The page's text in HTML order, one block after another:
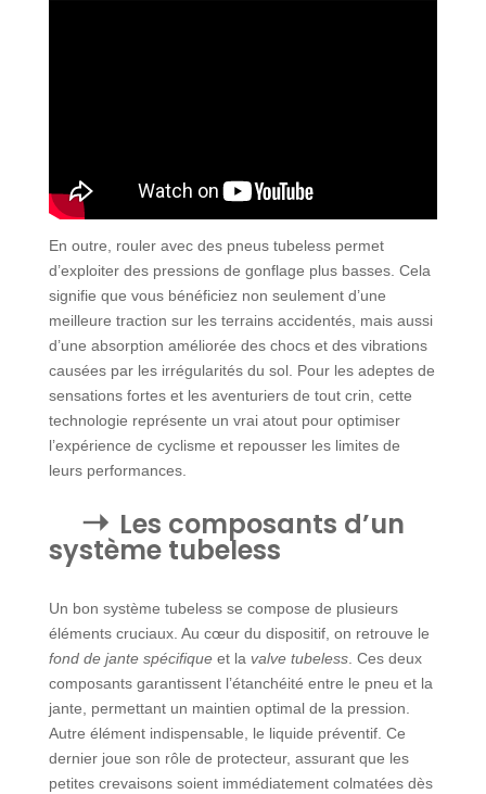
En outre, rouler avec des pneus tubeless permet
d’exploiter des pressions de gonflage plus basses. Cela
signifie que vous bénéficiez non seulement d’une
meilleure traction sur les terrains accidentés, mais aussi
d’une absorption améliorée des chocs et des vibrations
causées par les irrégularités du sol. Pour les adeptes de
sensations fortes et les aventuriers de tout crin, cette
technologie représente un vrai atout pour optimiser
l’expérience de cyclisme et repousser les limites de
leurs performances.
Les composants d’un
système tubeless
Un bon système tubeless se compose de plusieurs
éléments cruciaux. Au cœur du dispositif, on retrouve le
fond de jante spécifiqueet la valve tubeless. Ces deux
composants garantissent l’étanchéité entre le pneu et la
jante, permettant un maintien optimal de la pression.
Autre élément indispensable, le liquide préventif. Ce
dernier joue son rôle de protecteur, assurant que les
petites crevaisons soient immédiatement colmatées dès